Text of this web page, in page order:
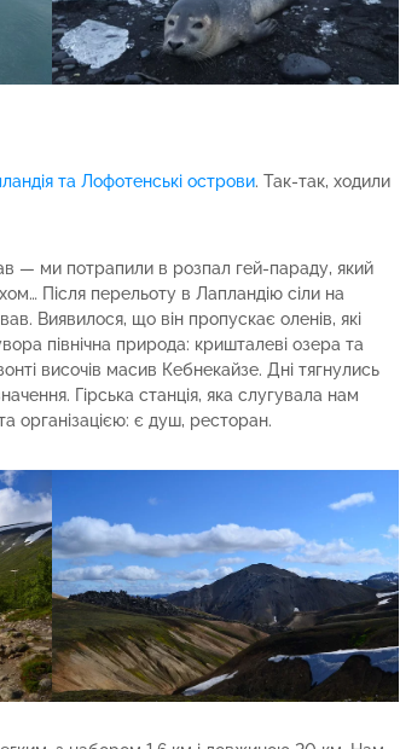
та Лофотенські острови. Так-так, ходили
— ми потрапили в розпал гей-параду, який
Після перельоту в Лапландію сіли на
Виявилося, що він пропускає оленів, які
північна природа: кришталеві озера та
височів масив Кебнекайзе. Дні тягнулись
Гірська станція, яка слугувала нам
організацією: є душ, ресторан.